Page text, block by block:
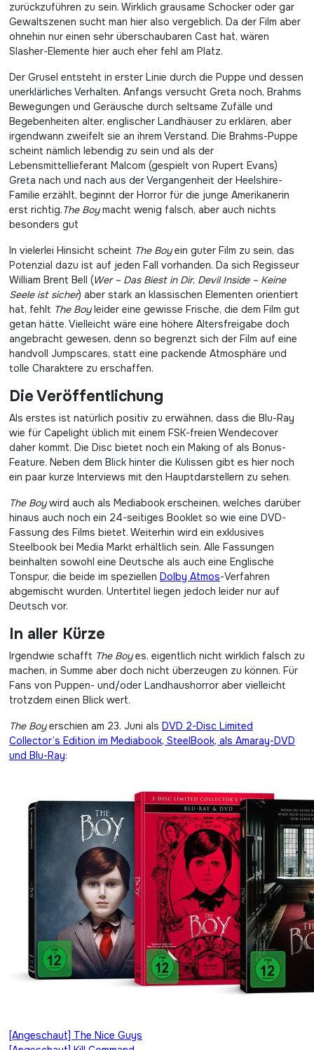
zurückzuführen zu sein. Wirklich grausame Schocker oder gar
Gewaltszenen sucht man hier also vergeblich. Da der Film aber
ohnehin nur einen sehr überschaubaren Cast hat, wären
Slasher-Elemente hier auch eher fehl am Platz.
Der Grusel entsteht in erster Linie durch die Puppe und dessen
unerklärliches Verhalten. Anfangs versucht Greta noch, Brahms
Bewegungen und Geräusche durch seltsame Zufälle und
Begebenheiten alter, englischer Landhäuser zu erklären, aber
irgendwann zweifelt sie an ihrem Verstand. Die Brahms-Puppe
scheint nämlich lebendig zu sein und als der
Lebensmittellieferant Malcom (gespielt von Rupert Evans)
Greta nach und nach aus der Vergangenheit der Heelshire-
Familie erzählt, beginnt der Horror für die junge Amerikanerin
erst richtig.The Boymacht wenig falsch, aber auch nichts
besonders gut
In vielerlei Hinsicht scheint The Boyein guter Film zu sein, das
Potenzial dazu ist auf jeden Fall vorhanden. Da sich Regisseur
William Brent Bell (Wer – Das Biest in Dir, Devil Inside – Keine
Seele ist sicher) aber stark an klassischen Elementen orientiert
hat, fehlt The Boyleider eine gewisse Frische, die dem Film gut
getan hätte. Vielleicht wäre eine höhere Altersfreigabe doch
angebracht gewesen, denn so begrenzt sich der Film auf eine
handvoll Jumpscares, statt eine packende Atmosphäre und
tolle Charaktere zu erschaffen.
Die Veröffentlichung
Als erstes ist natürlich positiv zu erwähnen, dass die Blu-Ray
wie für Capelight üblich mit einem FSK-freien Wendecover
daher kommt. Die Disc bietet noch ein Making of als Bonus-
Feature. Neben dem Blick hinter die Kulissen gibt es hier noch
ein paar kurze Interviews mit den Hauptdarstellern zu sehen.
The Boywird auch als Mediabook erscheinen, welches darüber
hinaus auch noch ein 24-seitiges Booklet so wie eine DVD-
Fassung des Films bietet. Weiterhin wird ein exklusives
Steelbook bei Media Markt erhältlich sein. Alle Fassungen
beinhalten sowohl eine Deutsche als auch eine Englische
Tonspur, die beide im speziellen Dolby Atmos-Verfahren
abgemischt wurden. Untertitel liegen jedoch leider nur auf
Deutsch vor.
In aller Kürze
Irgendwie schafft The Boyes, eigentlich nicht wirklich falsch zu
machen, in Summe aber doch nicht überzeugen zu können. Für
Fans von Puppen- und/oder Landhaushorror aber vielleicht
trotzdem einen Blick wert.
The Boyerschien am 23. Juni als DVD 2-Disc Limited
Collector’s Edition im Mediabook, SteelBook, als Amaray-DVD
und Blu-Ray:
Beitragsnavigation
[Angeschaut] The Nice Guys